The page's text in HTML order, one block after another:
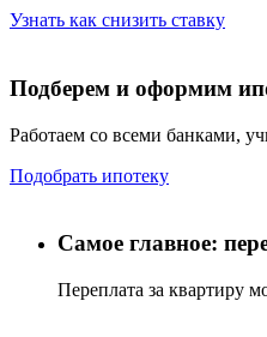
Узнать как снизить ставку
Подберем и оформим
Работаем со всеми банками,
Подобрать ипотеку
Самое главное:
Переплата за квартиру